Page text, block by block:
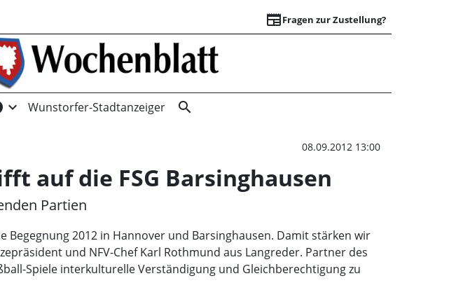
newspaperFragen zur Zustellung?
Südafrikas
expand_more Wunstorfer-Stadtanzeiger search
08.09.2012 13:00
auf die FSG Barsinghausen
Partien
2012 in Hannover und Barsinghausen. Damit stärken wir
und NFV-Chef Karl Rothmund aus Langreder. Partner des
Spiele interkulturelle Verständigung und Gleichberechtigung zu